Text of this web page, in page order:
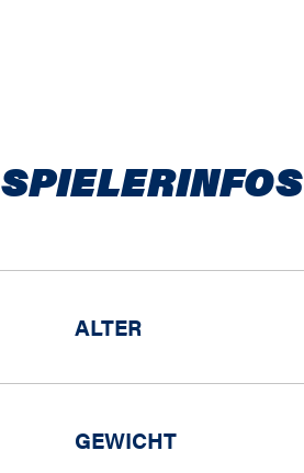
SPIELERINFOS
ALTER
GEWICHT